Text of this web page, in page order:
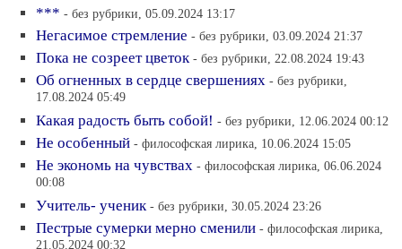
*** - без рубрики, 05.09.2024 13:17
Негасимое стремление - без рубрики, 03.09.2024 21:37
Пока не созреет цветок - без рубрики, 22.08.2024 19:43
Об огненных в сердце свершениях - без рубрики,
17.08.2024 05:49
Какая радость быть собой! - без рубрики, 12.06.2024 00:12
Не особенный - философская лирика, 10.06.2024 15:05
Не экономь на чувствах - философская лирика, 06.06.2024
00:08
Учитель- ученик - без рубрики, 30.05.2024 23:26
Пестрые сумерки мерно сменили - философская лирика,